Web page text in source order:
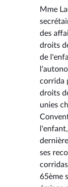
Mme
des
droits
de
corrida
droits
unies
ses
65ème